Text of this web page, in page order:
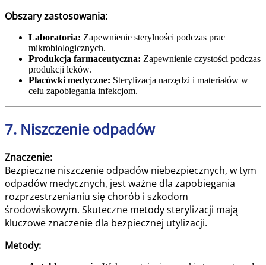
Obszary zastosowania:
Laboratoria: Zapewnienie sterylności podczas prac
mikrobiologicznych.
Produkcja farmaceutyczna: Zapewnienie czystości podczas
produkcji leków.
Placówki medyczne: Sterylizacja narzędzi i materiałów w
celu zapobiegania infekcjom.
7. Niszczenie odpadów
Znaczenie:
Bezpieczne niszczenie odpadów niebezpiecznych, w tym
odpadów medycznych, jest ważne dla zapobiegania
rozprzestrzenianiu się chorób i szkodom
środowiskowym. Skuteczne metody sterylizacji mają
kluczowe znaczenie dla bezpiecznej utylizacji.
Metody: